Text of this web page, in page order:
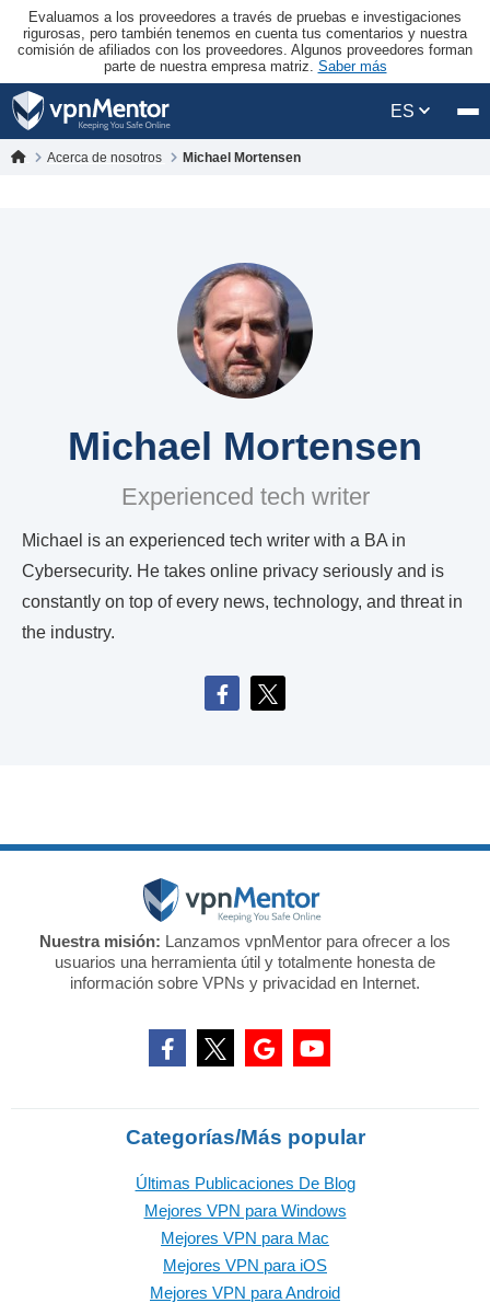
Evaluamos a los proveedores a través de pruebas e investigaciones
rigurosas, pero también tenemos en cuenta tus comentarios y nuestra
comisión de afiliados con los proveedores. Algunos proveedores forman
parte de nuestra empresa matriz. Saber más
ES
Acerca de nosotros Michael Mortensen
Michael Mortensen
Experienced tech writer
Michael is an experienced tech writer with a BA in
Cybersecurity. He takes online privacy seriously and is
constantly on top of every news, technology, and threat in
the industry.
Nuestra misión: Lanzamos vpnMentor para ofrecer a los
usuarios una herramienta útil y totalmente honesta de
información sobre VPNs y privacidad en Internet.
Categorías/Más popular
Últimas Publicaciones De Blog
Mejores VPN para Windows
Mejores VPN para Mac
Mejores VPN para iOS
Mejores VPN para Android